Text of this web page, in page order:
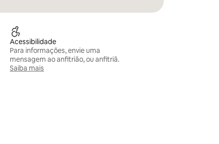
Acessibilidade
Para informações, envie uma
mensagem ao anfitrião, ou anfitriã.
Saiba mais